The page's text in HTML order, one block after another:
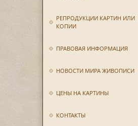
РЕПРОДУКЦИИ КАРТИН ИЛИ
КОПИИ
ПРАВОВАЯ ИНФОРМАЦИЯ
НОВОСТИ МИРА ЖИВОПИСИ
ЦЕНЫ НА КАРТИНЫ
КОНТАКТЫ